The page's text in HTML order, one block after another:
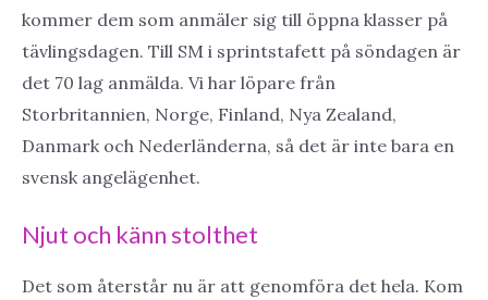
kommer dem som anmäler sig till öppna klasser på
tävlingsdagen. Till SM i sprintstafett på söndagen är
det 70 lag anmälda. Vi har löpare från
Storbritannien, Norge, Finland, Nya Zealand,
Danmark och Nederländerna, så det är inte bara en
svensk angelägenhet.
Njut och känn stolthet
Det som återstår nu är att genomföra det hela. Kom